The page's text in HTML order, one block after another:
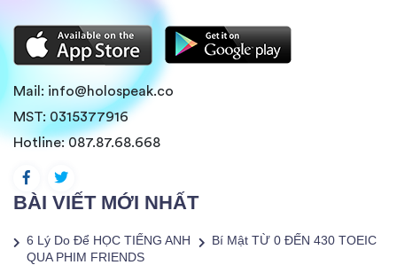
Mail: info@holospeak.co
MST: 0315377916
Hotline:087.87.68.668
BÀI VIẾT MỚI NHẤT
6 Lý Do Để HỌC TIẾNG ANH
QUA PHIM FRIENDS
Bí Mật TỪ 0 ĐẾN 430 TOEIC